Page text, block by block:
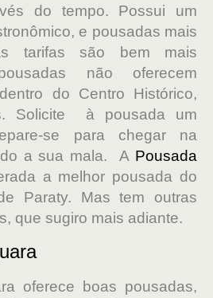
do tempo. Possui um
e pousadas mais
tarifas são bem mais
não oferecem
do Centro Histórico,
Solicite à pousada um
se para chegar na
a sua mala. A Pousada
a melhor pousada do
Paraty. Mas tem outras
que sugiro mais adiante.
oferece boas pousadas,